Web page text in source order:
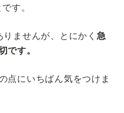
す。
ませんが、とにかく 急
です。
点にいちばん気をつけま